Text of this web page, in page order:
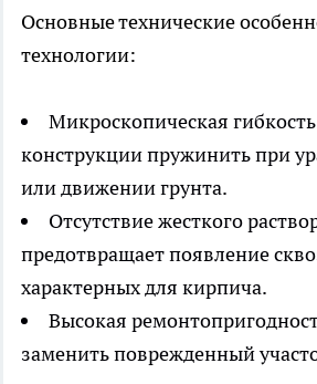
Основные технические
технологии:
Микроскопическая
конструкции пружинить при
или движении грунта.
Отсутствие жесткого
предотвращает появление
характерных для кирпича.
Высокая
заменить поврежденный